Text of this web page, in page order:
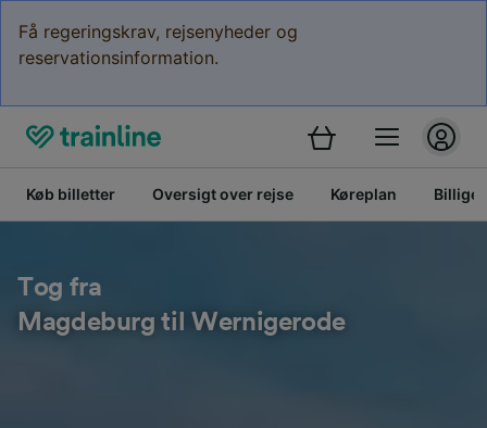
Få regeringskrav, rejsenyheder og
reservationsinformation.
Køb billetter Oversigt over rejse Køreplan Billige
Tog fra
Magdeburg til Wernigerode